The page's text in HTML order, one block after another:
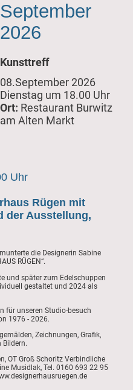
September
2026
Kunsttreff
08.September 2026
Dienstag um 18.00 Uhr
Ort: Restaurant Burwitz
am Alten Markt
Uhr
Rügen mit
der Ausstellung,
die Designerin Sabine
RÜGEN“.
und später zum Edelschuppen
gestaltet und 2024 als
für unseren Studio-besuch
1976 - 2026.
Zeichnungen, Grafik,
Bildern.
OT Groß Schoritz Verbindliche
Musidlak, Tel. 0160 693 22 95